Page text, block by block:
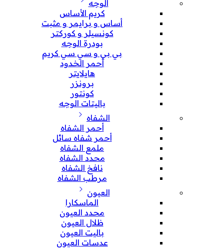
الوجه
كريم الأساس
أساس و برايمر و مثبت
كونسيلر و كوركتر
بودرة الوجه
بي بي و سي سي كريم
أحمر الخدود
هايلايتر
برونزر
كونتور
باليتات الوجه
الشفاه
أحمر الشفاه
أحمر شفاه سائل
ملمع الشفاه
محدد الشفاه
نافخ الشفاه
مرطب الشفاه
العيون
الماسكارا
محدد العيون
ظلال العيون
باليت العيون
عدسات العيون